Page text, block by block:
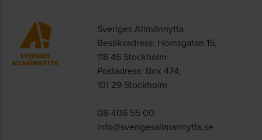
Sveriges Allmännytta
Besöksadress: Hornsgatan 15,
118 46 Stockholm
Postadress: Box 474,
101 29 Stockholm
08-406 55 00
info@sverigesallmannytta.se